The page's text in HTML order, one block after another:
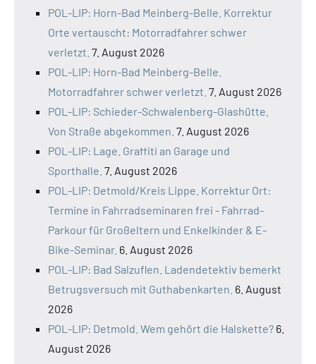
POL-LIP: Horn-Bad Meinberg-Belle. Korrektur
Orte vertauscht: Motorradfahrer schwer
verletzt. 7. August 2026
POL-LIP: Horn-Bad Meinberg-Belle.
Motorradfahrer schwer verletzt. 7. August 2026
POL-LIP: Schieder-Schwalenberg-Glashütte.
Von Straße abgekommen. 7. August 2026
POL-LIP: Lage. Graffiti an Garage und
Sporthalle. 7. August 2026
POL-LIP: Detmold/Kreis Lippe. Korrektur Ort:
Termine in Fahrradseminaren frei - Fahrrad-
Parkour für Großeltern und Enkelkinder & E-
Bike-Seminar. 6. August 2026
POL-LIP: Bad Salzuflen. Ladendetektiv bemerkt
Betrugsversuch mit Guthabenkarten. 6. August
2026
POL-LIP: Detmold. Wem gehört die Halskette? 6.
August 2026